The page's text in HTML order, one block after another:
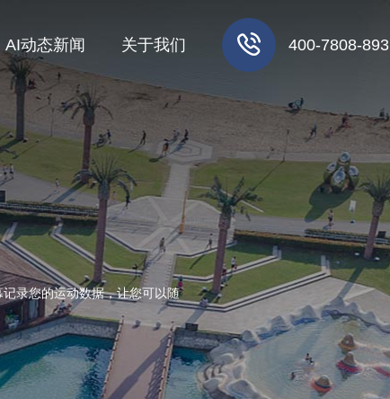
AI动态新闻 关于我们 400-7808-893
录您的运动数据，让您可以随